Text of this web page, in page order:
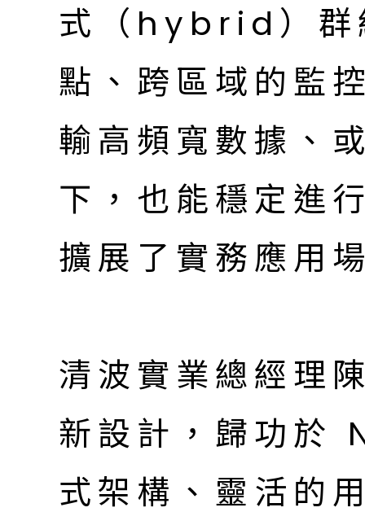
式（hybrid）群
點、跨區域的監
輸高頻寬數據、
下，也能穩定進
擴展了實務應用
清波實業總經理
新設計，歸功於
式架構、靈活的